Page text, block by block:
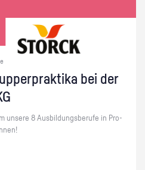
bei der
un­se­re 8 Aus­bil­dungs­be­ru­fe in Pro­